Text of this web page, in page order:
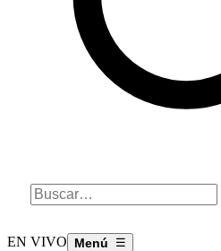
EN VIVO ☰